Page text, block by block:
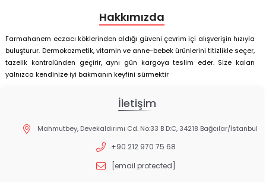
Hakkımızda
Farmahanem eczacı köklerinden aldığı güveni çevrim içi alışverişin hızıyla
buluşturur. Dermokozmetik, vitamin ve anne-bebek ürünlerini titizlikle seçer,
tazelik kontrolünden geçirir, aynı gün kargoya teslim eder. Size kalan
yalnızca kendinize iyi bakmanın keyfini sürmektir
İletişim
Mahmutbey, Devekaldırımı Cd. No:33 B D:C, 34218 Bağcılar/İstanbul
+90 212 970 75 68
[email protected]